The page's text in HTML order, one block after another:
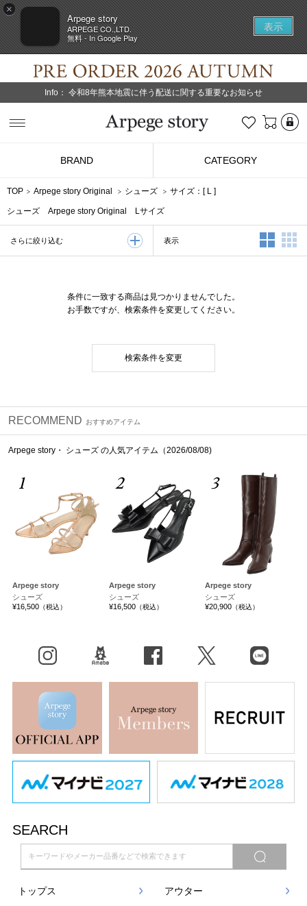
×
Arpege story
ARPEGE CO.,LTD.
無料 - In Google Play
表示
Info： 令和8年熊本地震に伴う配送に関する重要なお知らせ
お気に入り
BRAND CATEGORY
TOP Arpege story Original シューズ サイズ：[ L ]
シューズ Arpege story Original Lサイズ
さらに絞り込む 表示 2列表示
条件に一致する商品は見つかりませんでした。
お手数ですが、検索条件を変更してください。
検索条件を変更
RECOMMEND おすすめアイテム
Arpege story・ シューズ の人気アイテム（2026/08/08)
1
Arpege story
シューズ
¥16,500（税込）
2
Arpege story
シューズ
¥16,500（税込）
3
Arpege story
シューズ
¥20,900 （税込）
X（旧Twitter） LINE
SEARCH
トップス アウター